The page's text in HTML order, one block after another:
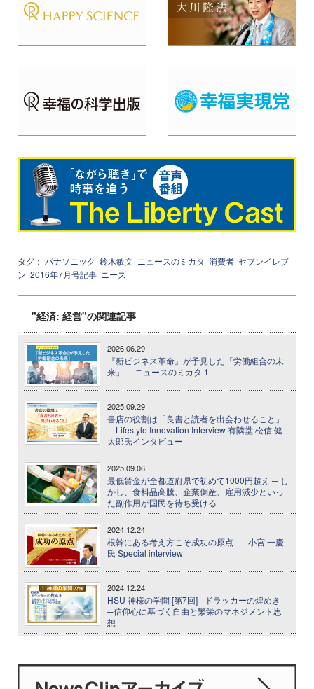
タグ： パナソニック 鈴木敏文 ニュースのミカタ 消費者 セブンイレブ
ン 2016年7月号記事 ニーズ
"経済: 経営"の関連記事
2026.06.29
『新ビジネス革命』が予見した「労働組合の未
来」 ─ ニュースのミカタ 1
2025.09.29
書店の役割は「良書と読者を出会わせること」
─ Lifestyle Innovation Interview 有隣堂 松信 健
太郎氏インタビュー
2025.09.06
最低賃金が全都道府県で初めて1000円超え ─ し
かし、食料品高騰、企業倒産、雇用減少といっ
た副作用が国民を待ち受ける
2024.12.24
根幹にある考え方こそ成功の原点 ──小宮 一慶
氏 Special interview
2024.12.24
HSU 神様の学問 [第7回] - ドラッカーの煌めき ─
─信仰心に基づく自由と繁栄のマネジメント思
想